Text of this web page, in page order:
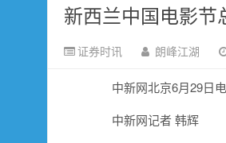
新西兰中国电影
证券时讯 朗峰江湖
中新网北京6月29日电
中新网记者 韩辉